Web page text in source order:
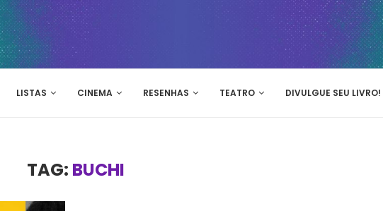
LISTAS CINEMA RESENHAS TEATRO DIVULGUE SEU LIVRO!
TAG: BUCHI